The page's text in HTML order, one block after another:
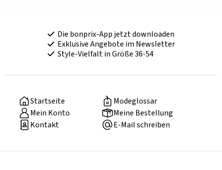
Die bonprix-App jetzt downloaden
Exklusive Angebote im Newsletter
Style-Vielfalt in Größe 36-54
Startseite
Modeglossar
Mein Konto
Meine Bestellung
Kontakt
E-Mail schreiben